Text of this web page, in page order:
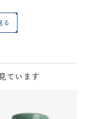
る
ています